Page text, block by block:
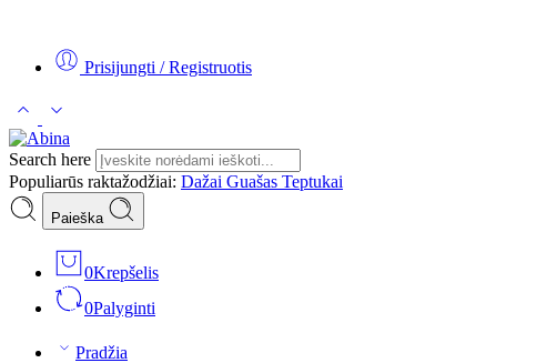
Prisijungti / Registruotis
Search here
Populiarūs raktažodžiai: Dažai Guašas Teptukai
Paieška
0Krepšelis
0Palyginti
Pradžia